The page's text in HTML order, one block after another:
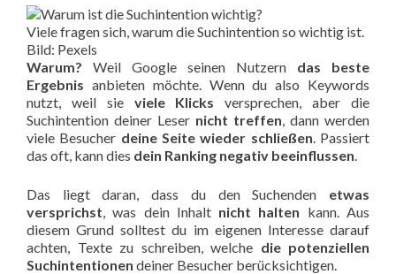
Viele fragen sich, warum die Suchintention so wichtig ist.
Bild: Pexels
Warum? Weil Google seinen Nutzern das beste
Ergebnis anbieten möchte. Wenn du also Keywords
nutzt, weil sie viele Klicks versprechen, aber die
Suchintention deiner Leser nicht treffen, dann werden
viele Besucher deine Seite wieder schließen. Passiert
das oft, kann dies dein Ranking negativ beeinflussen.
Das liegt daran, dass du den Suchenden etwas
versprichst, was dein Inhalt nicht halten kann. Aus
diesem Grund solltest du im eigenen Interesse darauf
achten, Texte zu schreiben, welche die potenziellen
Suchintentionen deiner Besucher berücksichtigen.